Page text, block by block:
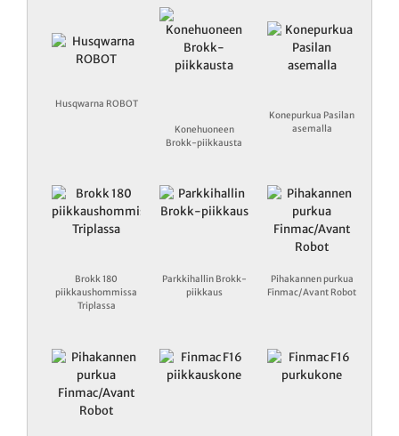
Husqwarna ROBOT
Konehuoneen
Brokk-piikkausta
Konepurkua Pasilan
asemalla
Brokk 180
piikkaushommissa
Triplassa
Parkkihallin Brokk-
piikkaus
Pihakannen purkua
Finmac/Avant Robot